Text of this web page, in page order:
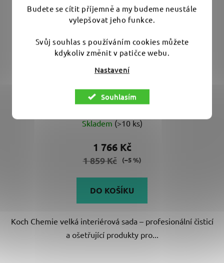
Svůj souhlas s používáním cookies můžete
Nastavení
Koch Chemie velká interiérová sada - nejoblíbenější
Skladem(>10 ks)
1 766 Kč
1 859 Kč (–5 %)
DO KOŠÍKU
Koch Chemie velká interiérová sada – profesionální čisticí
a ošetřující produkty pro...